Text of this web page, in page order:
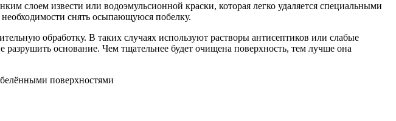
слоем извести или водоэмульсионной краски, которая легко удаляется специальными
снять осыпающуюся побелку.
обработку. В таких случаях используют растворы антисептиков или слабые
основание. Чем тщательнее будет очищена поверхность, тем лучше она